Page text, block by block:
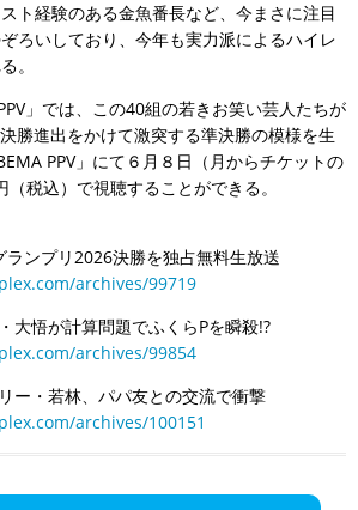
ト経験のある金魚番長など、今まさに注目
ろいしており、今年も実力派によるハイレ
。
」では、この40組の若きお笑い芸人たちが
勝進出をかけて激突する準決勝の模様を生
PPV」にて６月８日（月からチケットの
税込）で視聴することができる。
ランプリ2026決勝を独占無料生放送
archives/99719
大悟が計算問題でふくらPを瞬殺!?
archives/99854
ー・若林、パパ友との交流で衝撃
archives/100151